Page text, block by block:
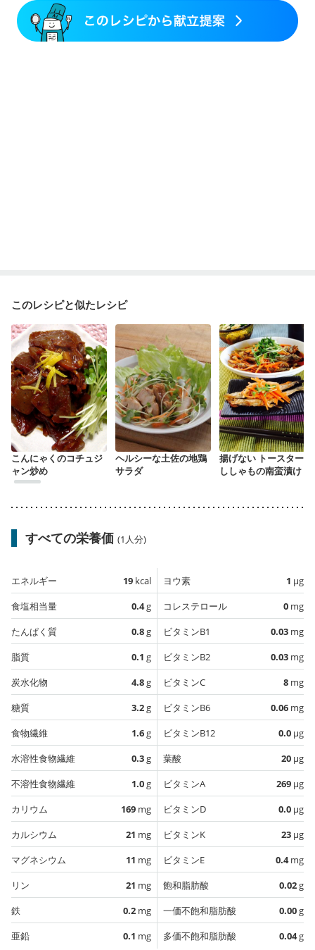
乳がん治療を終えた方・経過観察中の方など
飲み込みにくい
味の感じ方が変わった
食欲がない
妊娠中(初期)
このレシピと似たレシピ
こんにゃくのコチュジ
ャン炒め
ヘルシーな土佐の地鶏
サラダ
揚げない トースターで
ししゃもの南蛮漬け
すべての栄養価 (1人分)
エネルギー 19 kcal
食塩相当量
0.4g
たんぱく質
0.8g
脂質
0.1 g
炭水化物
4.8g
糖質
3.2g
食物繊維
1.6g
水溶性食物繊維
0.3g
不溶性食物繊維
1.0g
カリウム
169 mg
カルシウム
21 mg
マグネシウム
11 mg
リン
21 mg
鉄
0.2 mg
亜鉛
0.1 mg
ヨウ素 1 µg
コレステロール
0 mg
ビタミンB1
0.03 mg
ビタミンB2
0.03 mg
ビタミンC
8 mg
ビタミンB6
0.06 mg
ビタミンB12
0.0 µg
葉酸
20 µg
ビタミンA
269 µg
ビタミンD
0.0 µg
ビタミンK
23 µg
ビタミンE
0.4mg
飽和脂肪酸
0.02g
一価不飽和脂肪酸
0.00g
多価不飽和脂肪酸
0.04g